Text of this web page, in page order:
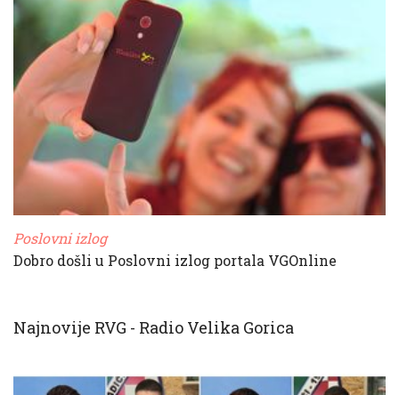
Poslovni izlog
Dobro došli u Poslovni izlog portala VGOnline
Najnovije RVG - Radio Velika Gorica